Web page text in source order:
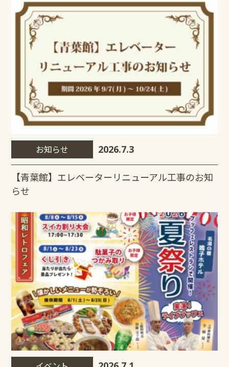
お知らせ 2026.7.3
【青葉館】エレベーターリニューアル工事のお知
らせ